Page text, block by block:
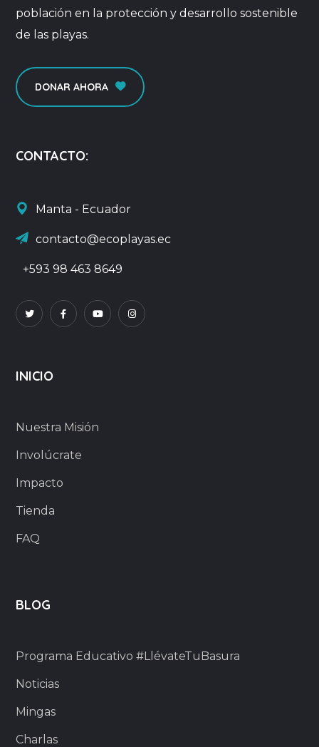
población en la protección y desarrollo sostenible
de las playas.
DONAR AHORA
CONTACTO:
Manta - Ecuador
contacto@ecoplayas.ec
+593 98 463 8649
INICIO
Nuestra Misión
Involúcrate
Impacto
Tienda
FAQ
BLOG
Programa Educativo #LlévateTuBasura
Noticias
Mingas
Charlas